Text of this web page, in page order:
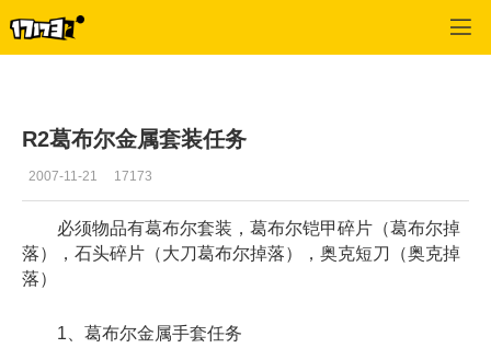
R2葛布尔金属套装任务
2007-11-21 17173
必须物品有葛布尔套装，葛布尔铠甲碎片（葛布尔掉
落），石头碎片（大刀葛布尔掉落），奥克短刀（奥克掉
落）
1、葛布尔金属手套任务